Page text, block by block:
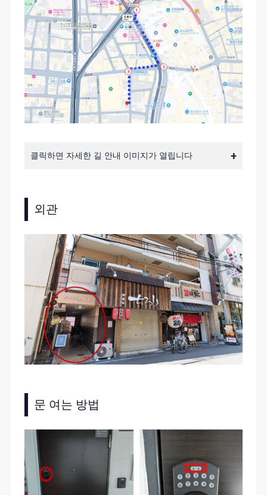
클릭하면 자세한 길 안내 이미지가 열립니다
외관
문 여는 방법